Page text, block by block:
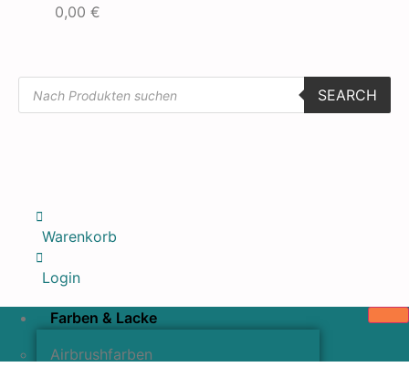
0,00 €
Products
search
SEARCH
Warenkorb
Login
Farben & Lacke
Airbrushfarben